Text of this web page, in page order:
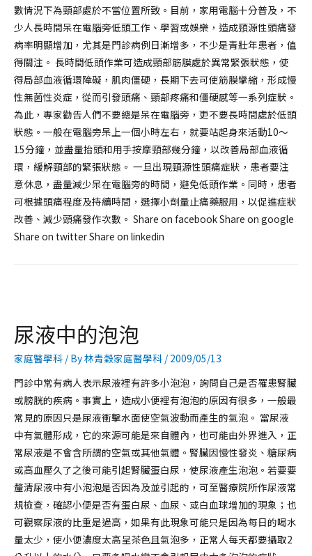
數情況下為頸部處於不當位置所致。目前，家用電腦十分普及，不
少人長時間呆在電腦旁低頭工作、學習或娛樂，造成頸源性頭痛發
病率明顯增加，尤其是門診病例日漸增多，不少是青壯年患者，值
得關注。 長時間低頭作業可造成頸部筋膜處於異常緊張狀態，使
得局部血液循環障礙，肌肉僵硬，長期下去可使筋膜攣縮，形成慢
性無菌性炎症，從而引發頭痛、頸部疼痛和僵硬感等一系列症狀。
為此，專家勸告人們不要總是呆在電腦旁，更不要長時間處於低頭
狀態。一般在電腦旁呆上一個小時左右，就要站起身來活動10～
15分鐘，並盡量抬頭和用手按摩頸部幾分鐘，以改善局部血液循
環，緩解頸部的緊張狀態。 一旦出現頸源性頭痛症狀，患者要注
意休息，盡量減少呆在電腦旁的時間，避免低頭作業。同時，患者
可根據頭痛程度及持續時間，選擇小劑量止痛藥服用，以促進症狀
改善、減少頭痛發作次數。 Share on facebook Share on google
Share on twitter Share on linkedin
尿液中的泡泡
家庭醫學科 / By林青穀家庭醫學科 / 2009/05/13
門診中常有病人表示尿液裡有許多小泡泡，詢問自己是否罹患腎臟
或膀胱的疾病。事實上，造成小便裡有泡泡的原因有很多，一般最
常見的原因只是尿液衝擊水面使空氣波動而產生的氣泡。 當尿液
中有氣體形成，它的來源可能是來自體內，也可能由外界進入，正
常尿液是不會含所謂的空氣或其他氣體。腎臟因慢性發炎、糖尿病
或高血壓久了之後可能引起腎臟蛋白尿，使尿液產生泡泡。若要要
釐清尿液中有小泡泡是否因為及並引起的，可至醫療院所作尿液常
規檢查，確認小便是否有蛋白尿、血尿、或白血球增加的現象；也
可觀察尿液的比重是過高，如果有此現象可能只是因為每日的喝水
量太少，使小便濃度太高呈茶色且氣泡多，正常人每天都要攝取2